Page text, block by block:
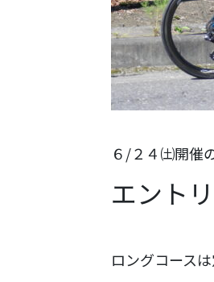
６/２４㈯開催
エント
ロングコース